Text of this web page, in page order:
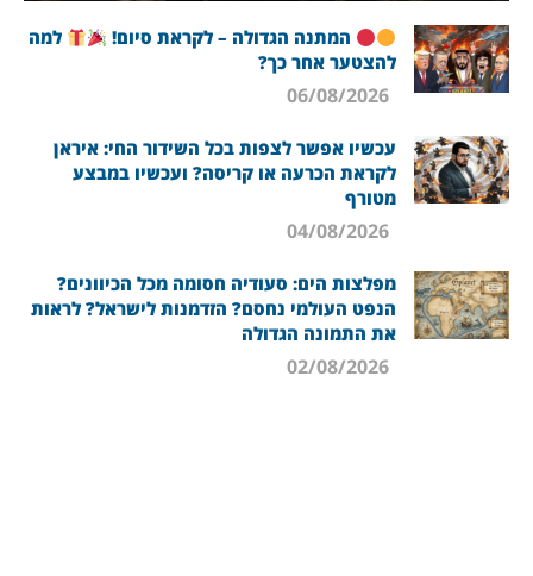
המתנה הגדולה – לקראת סיום!
למה
להצטער אחר כך?
עכשיו אפשר לצפות בכל השידור החי: איראן
לקראת הכרעה או קריסה? ועכשיו במבצע
מטורף
מפלצות הים: סעודיה חסומה מכל הכיוונים?
הנפט העולמי נחסם? הזדמנות לישראל? לראות
את התמונה הגדולה